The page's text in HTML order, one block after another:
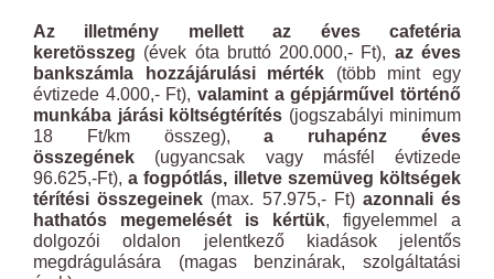
Az illetmény mellett az éves cafetéria
keretösszeg (évek óta bruttó 200.000,- Ft), az éves
bankszámla hozzájárulási mérték (több mint egy
évtizede 4.000,- Ft), valamint a gépjárművel történő
munkába járási költségtérítés (jogszabályi minimum
18 Ft/km összeg), a ruhapénz éves
összegének (ugyancsak vagy másfél évtizede
96.625,-Ft),a fogpótlás, illetve szemüveg költségek
térítési összegeinek (max. 57.975,- Ft) azonnali és
hathatós megemelését is kértük, figyelemmel a
dolgozói oldalon jelentkező kiadások jelentős
megdrágulására (magas benzinárak, szolgáltatási